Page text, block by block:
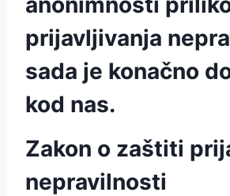
prijavljivanja
sada je konačno
kod nas.
Zakon o zaštiti
nepravilnosti